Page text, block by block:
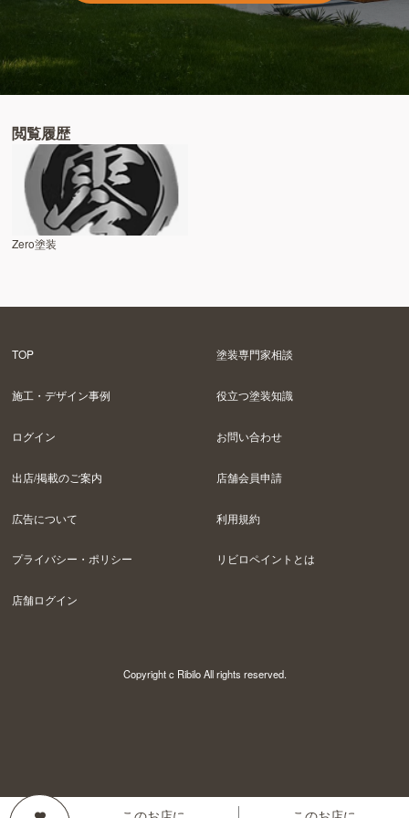
閲覧履歴
Zero塗装
TOP 塗装専門家相談
施工・デザイン事例 役立つ塗装知識
ログイン お問い合わせ
出店/掲載のご案内 店舗会員申請
広告について 利用規約
プライバシー・ポリシー リビロペイントとは
店舗ログイン
Copyright c Ribilo All rights reserved.